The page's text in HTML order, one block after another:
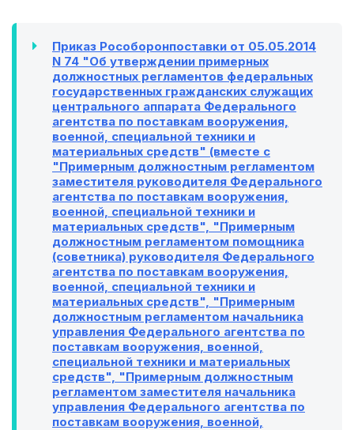
Приказ Рособоронпоставки от 05.05.2014
N 74 "Об утверждении примерных
должностных регламентов федеральных
государственных гражданских служащих
центрального аппарата Федерального
агентства по поставкам вооружения,
военной, специальной техники и
материальных средств" (вместе с
"Примерным должностным регламентом
заместителя руководителя Федерального
агентства по поставкам вооружения,
военной, специальной техники и
материальных средств", "Примерным
должностным регламентом помощника
(советника) руководителя Федерального
агентства по поставкам вооружения,
военной, специальной техники и
материальных средств", "Примерным
должностным регламентом начальника
управления Федерального агентства по
поставкам вооружения, военной,
специальной техники и материальных
средств", "Примерным должностным
регламентом заместителя начальника
управления Федерального агентства по
поставкам вооружения, военной,